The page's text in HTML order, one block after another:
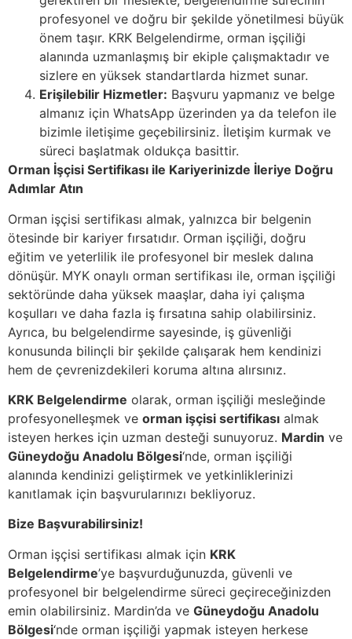
profesyonel ve doğru bir şekilde yönetilmesi büyük
önem taşır. KRK Belgelendirme, orman işçiliği
alanında uzmanlaşmış bir ekiple çalışmaktadır ve
sizlere en yüksek standartlarda hizmet sunar.
Erişilebilir Hizmetler: Başvuru yapmanız ve belge
almanız için WhatsApp üzerinden ya da telefon ile
bizimle iletişime geçebilirsiniz. İletişim kurmak ve
süreci başlatmak oldukça basittir.
Orman İşçisi Sertifikası ile Kariyerinizde İleriye Doğru
Adımlar Atın
Orman işçisi sertifikası almak, yalnızca bir belgenin
ötesinde bir kariyer fırsatıdır. Orman işçiliği, doğru
eğitim ve yeterlilik ile profesyonel bir meslek dalına
dönüşür. MYK onaylı orman sertifikası ile, orman işçiliği
sektöründe daha yüksek maaşlar, daha iyi çalışma
koşulları ve daha fazla iş fırsatına sahip olabilirsiniz.
Ayrıca, bu belgelendirme sayesinde, iş güvenliği
konusunda bilinçli bir şekilde çalışarak hem kendinizi
hem de çevrenizdekileri koruma altına alırsınız.
KRK Belgelendirme olarak, orman işçiliği mesleğinde
profesyonelleşmek ve orman işçisi sertifikası almak
isteyen herkes için uzman desteği sunuyoruz. Mardin ve
Güneydoğu Anadolu Bölgesi‘nde, orman işçiliği
alanında kendinizi geliştirmek ve yetkinliklerinizi
kanıtlamak için başvurularınızı bekliyoruz.
Bize Başvurabilirsiniz!
Orman işçisi sertifikası almak için KRK
Belgelendirme’ye başvurduğunuzda, güvenli ve
profesyonel bir belgelendirme süreci geçireceğinizden
emin olabilirsiniz. Mardin’da ve Güneydoğu Anadolu
Bölgesi‘nde orman işçiliği yapmak isteyen herkese